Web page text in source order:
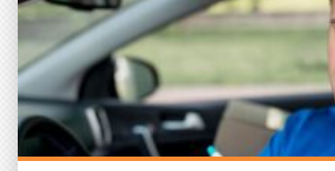
celles des assurés.
Contrairement à une idée
appel à un courtier en
pas plus cher à l’assuré. En
est rémunéré par les
d’assurances sous forme de